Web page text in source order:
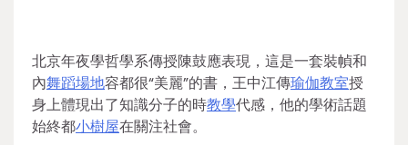
北京年夜學哲學系傳授陳鼓應表現，這是一套裝幀和
內舞蹈場地容都很“美麗”的書，王中江傳瑜伽教室授
身上體現出了知識分子的時教學代感，他的學術話題
始終都小樹屋在關注社會。